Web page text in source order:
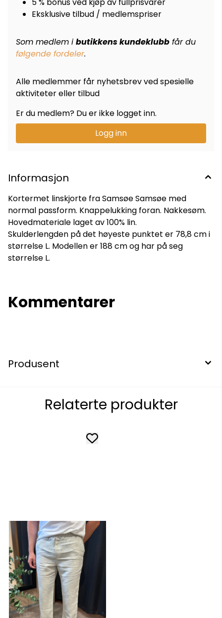
Eksklusive tilbud / medlemspriser
Som medlem i butikkens kundeklubb får du
følgende fordeler.
Alle medlemmer får nyhetsbrev ved spesielle
aktiviteter eller tilbud
Er du medlem? Du er ikke logget inn.
Logg inn
Informasjon
Kortermet linskjorte fra Samsøe Samsøe med
normal passform. Knappelukking foran. Nakkesøm.
Hovedmateriale laget av 100% lin.
Skulderlengden på det høyeste punktet er 78,8 cm i
størrelse L. Modellen er 188 cm og har på seg
størrelse L.
Kommentarer
Produsent
Relaterte produkter